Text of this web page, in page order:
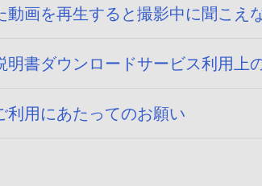
動画を再生すると撮影中に聞こえ
明書ダウンロードサービス利用上
利用にあたってのお願い